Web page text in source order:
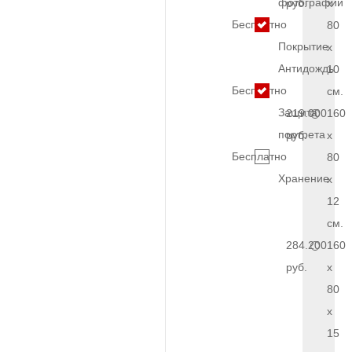
Бесплатно
Покрытие
Антидождь
Бесплатно
Защита
портрета
Бесплатно
Хранение
руб.
x
80
x
10
см.
219.000
руб.
160
x
80
x
12
см.
284.200
руб.
160
x
80
x
15